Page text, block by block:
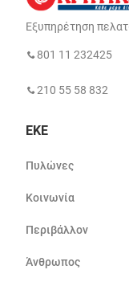
Εξυπηρέτηση
801 11 232425
210 55 58 832
ΕΚΕ
Πυλώνες
Κοινωνία
Περιβάλλον
Άνθρωπος